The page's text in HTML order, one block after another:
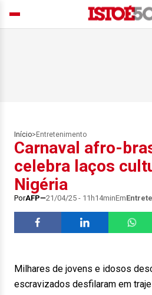
Início> Entretenimento
Carnaval afro-
celebra laços
Nigéria
PorAFP 21/04/25 - 11h14minEm
Milhares de jovens e idosos
escravizados desfilaram em